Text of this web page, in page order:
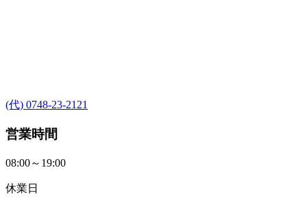
(代) 0748-23-2121
営業時間
08:00～19:00
休業日